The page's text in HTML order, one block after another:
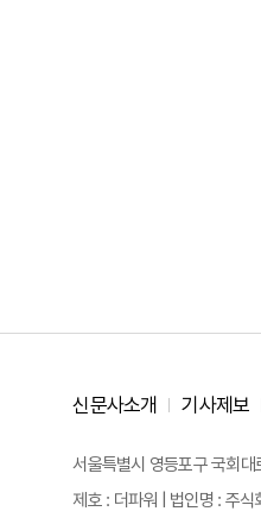
신문사소개 기사제보
서울특별시 영등포구 국회
제호 : 더파워 | 법인명 : 주